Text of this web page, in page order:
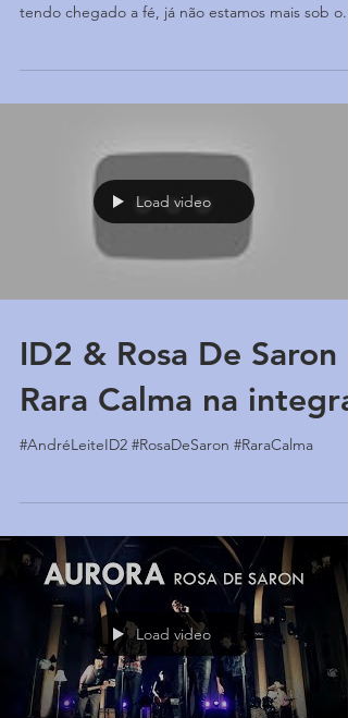
tendo chegado a fé, já não estamos mais sob o...
Load video
ID2 & Rosa De Saron -
Rara Calma na integra
#AndréLeiteID2 #RosaDeSaron #RaraCalma
Load video